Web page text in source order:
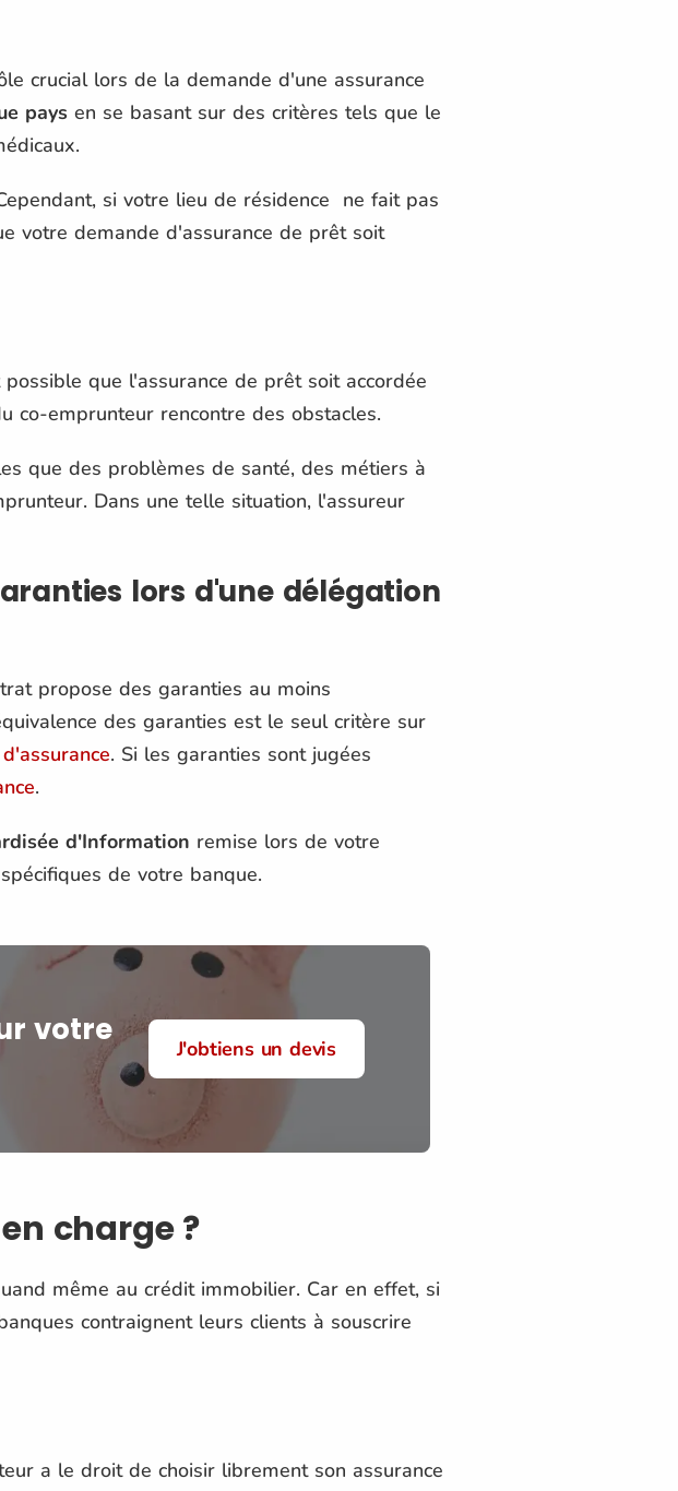
crucial lors de la demande d'une assurance
pays en se basant sur des critères tels que le
si votre lieu de résidence ne fait pas
votre demande d'assurance de prêt soit
que l'assurance de prêt soit accordée
co-emprunteur rencontre des obstacles.
que des problèmes de santé, des métiers à
Dans une telle situation, l'assureur
lors d'une délégation
propose des garanties au moins
des garanties est le seul critère sur
. Si les garanties sont jugées
.
d'Information remise lors de votre
de votre banque.
votre
J'obtiens un devis
charge ?
même au crédit immobilier. Car en effet, si
contraignent leurs clients à souscrire
a le droit de choisir librement son assurance